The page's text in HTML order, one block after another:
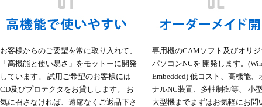
お客様からのご要望を常に取り入れて、
「高機能と使い易さ」をモットーに開発
しています。 試用ご希望のお客様には
CD及びプロテクタをお貸しします。 お
気に召さなければ、遠慮なくご返品下さ
専用機のCAMソフト及びオリ
パソコンNCを 開発します。
Embedded) 低コスト、高機能、
ナルNC装置、多軸制御等、 小
大型機までまずはお気軽にお問